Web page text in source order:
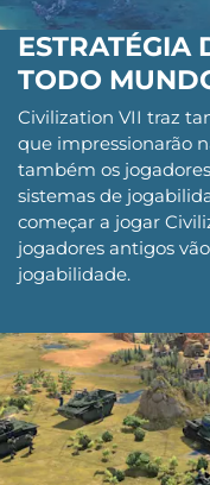
ESTRATÉGIA
TODO
Civilization VII traz
que impressionarão
também os
sistemas de
começar a jogar
jogadores antigos
jogabilidade.